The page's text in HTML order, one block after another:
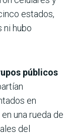
estados,
ni hubo
públicos
en
una rueda de
del